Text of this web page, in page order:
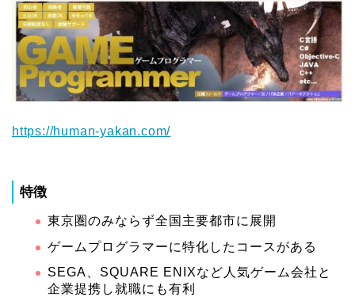
https://human-yakan.com/
特徴
東京圏のみならず全国主要都市に展開
ゲームプログラマーに特化したコースがある
SEGA、SQUARE ENIXなど人気ゲーム会社と
企業提携し就職にも有利